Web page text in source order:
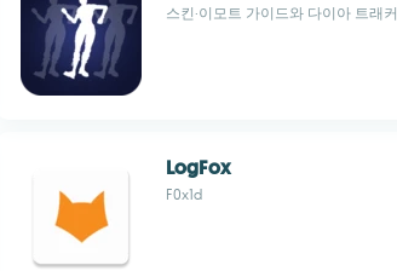
스킨·이모트 가이드와 다이아 트래커
LogFox
F0x1d